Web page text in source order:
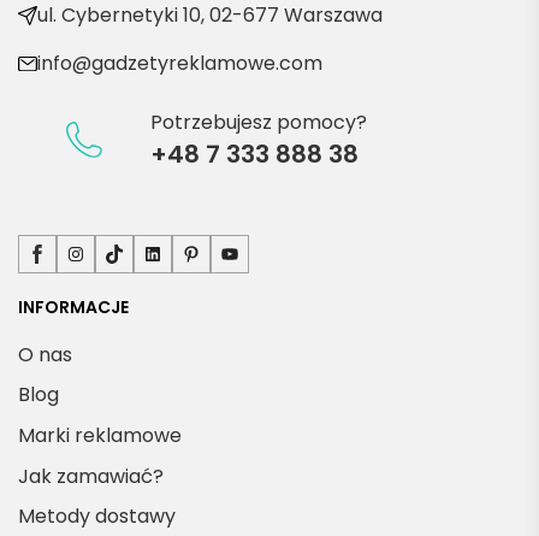
kty
ul. Cybernetyki 10, 02-677 Warszawa
info@gadzetyreklamowe.com
Potrzebujesz pomocy?
+48 7 333 888 38
Facebook
Instagram
TikTokLinkedInPinterestYouTube
INFORMACJE
O nas
Blog
Marki reklamowe
Jak zamawiać?
Metody dostawy